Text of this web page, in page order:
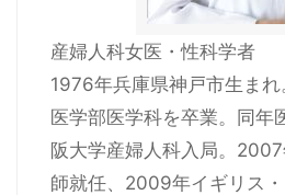
産婦人科女医・性科学者
1976年兵庫県神戸市生ま
医学部医学科を卒業。同年
阪大学産婦人科入局。
師就任、2009年イギリス